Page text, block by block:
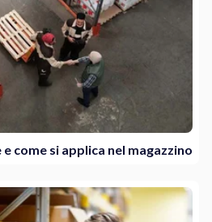
come si applica nel magazzino